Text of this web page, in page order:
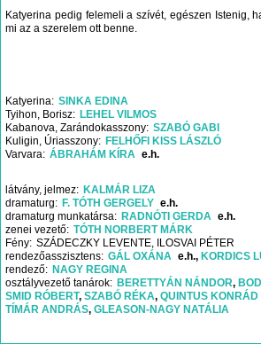
Katyerina pedig felemeli a szívét, egészen Istenig,
mi az a szerelem ott benne.
Katyerina SINKA EDINA
Tyihon, Borisz
LEHEL VILMOS
Kabanova, Zarándokasszony SZABÓ GABI
Kuligin, Úriasszony
FELHŐFI KISS LÁSZLÓ
Varvara ÁBRAHÁM KÍRA e.h.
látvány, jelmez
KALMÁR LIZA
dramaturg
F. TÓTH GERGELY e.h.
dramaturg munkatársa
RADNÓTI GERDA e.h.
zenei vezető TÓTH NORBERT MÁRK
Fény SZÁDECZKY LEVENTE, ILOSVAI PÉTER
rendezőasszisztens GÁL OXÁNA e.h. KORDICS
rendező
NAGY REGINA
osztályvezető tanárok
BERETTYÁN NÁNDOR
SMID RÓBERT SZABÓ RÉKA QUINTUS KONRÁD
TÍMÁR ANDRÁS GLEASON-NAGY NATÁLIA